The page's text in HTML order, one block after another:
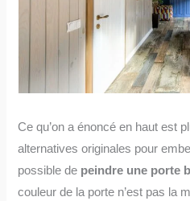
Ce qu’on a énoncé en haut est
alternatives originales pour
possible de peindre une porte
couleur de la porte n’est pas la